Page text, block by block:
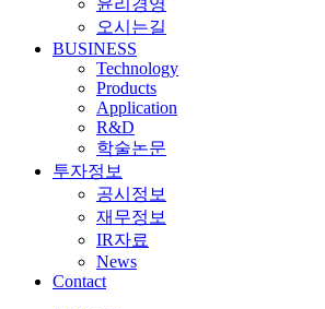
윤리경영
오시는길
BUSINESS
Technology
Products
Application
R&D
학술논문
투자정보
공시정보
재무정보
IR자료
News
Contact